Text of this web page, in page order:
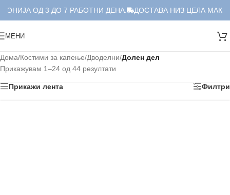
ОД 3 ДО 7 РАБОТНИ ДЕНА. ДОСТАВА НИЗ ЦЕЛА
МЕНИ
Дома/Костими за капење/Дводелни/Долен дел
Прикажувам 1–24 од 44 резултати
Прикажи лента Филтри